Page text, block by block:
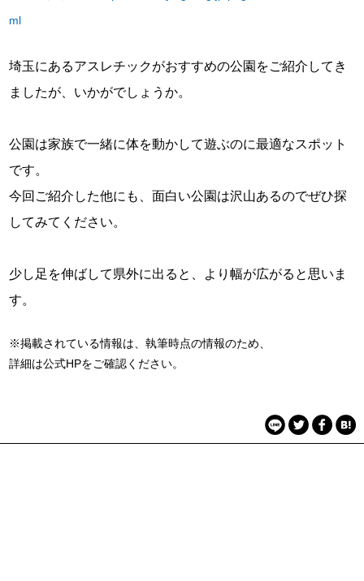
ml
埼玉にあるアスレチックがおすすめの公園をご紹介してき
ましたが、いかがでしょうか。
公園は家族で一緒に体を動かして遊ぶのに最適なスポット
です。
今回ご紹介した他にも、面白い公園は沢山あるのでぜひ探
してみてください。
少し足を伸ばして県外に出ると、より幅が広がると思いま
す。
※掲載されている情報は、執筆時点の情報のため、
詳細は公式HPをご確認ください。